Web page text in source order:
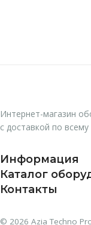
Интернет-магазин
с доставкой по всему
Информация
Каталог
Контакты
© 2026 Azia Techno